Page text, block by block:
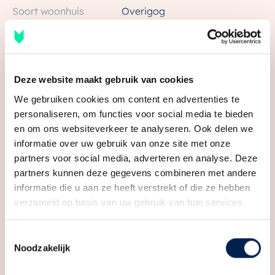
Deze website maakt gebruik van cookies
We gebruiken cookies om content en advertenties te
personaliseren, om functies voor social media te bieden
en om ons websiteverkeer te analyseren. Ook delen we
informatie over uw gebruik van onze site met onze
partners voor social media, adverteren en analyse. Deze
partners kunnen deze gegevens combineren met andere
informatie die u aan ze heeft verstrekt of die ze hebben
verzameld op basis van uw gebruik van hun services.
Noodzakelijk
De Vereniging van Eigenaren draagt zorg voor het
onderhoud en beheer van de garage, zodat u er geen
omkijken naar heeft.
BIJZONDERHEDEN
– Centrale ligging en bereikbaarheid: gelegen op
steenworp afstand van Utrecht Centraal en het
centrum
– Toegang via elektrisch rolluik met
afstandsbediening
– Doorrijhoogte ca. 2,00 m, doorrijbreedte ca. 2,20 m
– Bijdrage VvE ca. € 180 per jaar
– Direct beschikbaar
Enthousiast geworden?
Soort woonhuis
Overigog
Soort bouw
Eigendomssituatie
Volle eigendom
Perceel
LWR01-C-8713
Omvang
Appartementsrecht of
complex
Bekijk alle kenmerken
Media